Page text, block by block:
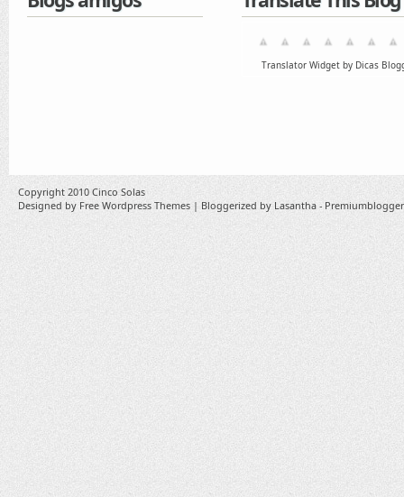
Translator Widget by Dicas
Copyright 2010 Cinco Solas
Designed by Free Wordpress Themes | Bloggerized by Lasantha -